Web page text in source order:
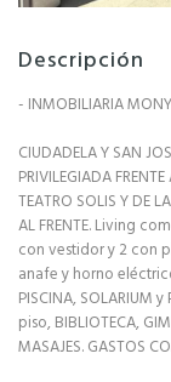
Descripción
- INMOBILIARIA
CIUDADELA Y SAN
PRIVILEGIADA
TEATRO SOLIS Y DE
AL FRENTE. Living
con vestidor y 2 con
anafe y horno
PISCINA, SOLARIUM
piso, BIBLIOTECA,
MASAJES. GASTOS